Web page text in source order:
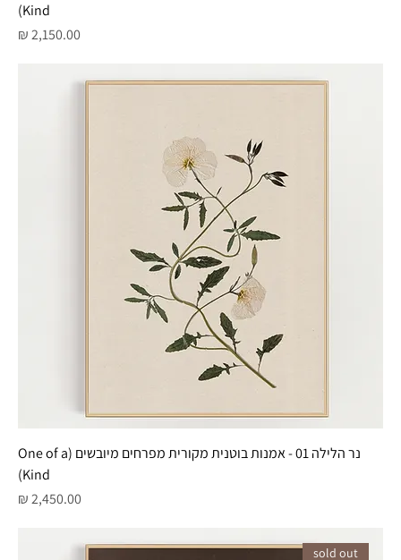
Kind)
מחיר
נר הלילה 01 - אמנות בוטנית מקורית מפרחים מיובשים (One of a
Kind)
מחיר
sold out